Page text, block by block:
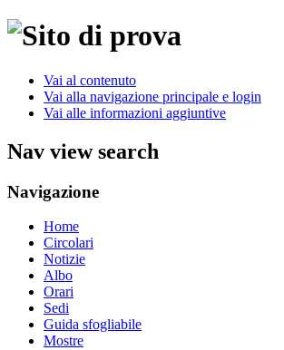
Vai al contenuto
Vai alla navigazione principale e login
Vai alle informazioni aggiuntive
Nav view search
Navigazione
Home
Circolari
Notizie
Albo
Orari
Sedi
Guida sfogliabile
Mostre